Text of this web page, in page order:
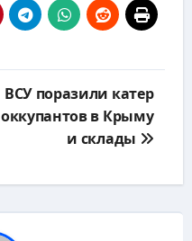
ВСУ поразили катер
оккупантов в Крыму
и склады